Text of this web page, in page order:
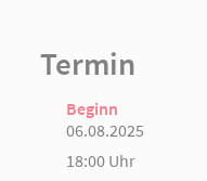
Termin
Beginn
06.08.2025
18:00 Uhr